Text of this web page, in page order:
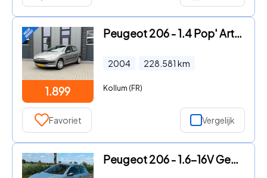
1.899
Peugeot 206 - 1.4 Pop' Art | 5 Deurs |
2004 228.581 km
Kollum (FR)
Favoriet Vergelijk
Peugeot 206 - 1.6-16V Gentry Premium APK 07-2027 AUT Airco